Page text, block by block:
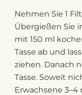
Nehmen Sie 1
Übergießen Sie
mit 150 ml
Tasse ab und
ziehen. Danach
Tasse. Soweit
Erwachsene 3–4